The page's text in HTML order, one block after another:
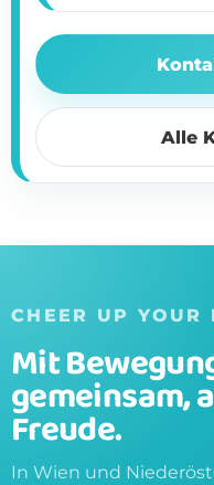
Alle
CHEER UP YOUR
Mit
gemeinsam,
Freude.
In Wien und